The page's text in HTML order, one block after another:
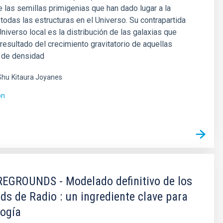
las semillas primigenias que han dado lugar a la
las estructuras en el Universo. Su contrapartida
local es la distribución de las galaxias que
del crecimiento gravitatorio de aquellas
densidad
Kitaura Joyanes
- Modelado definitivo de los
de Radio : un ingrediente clave para